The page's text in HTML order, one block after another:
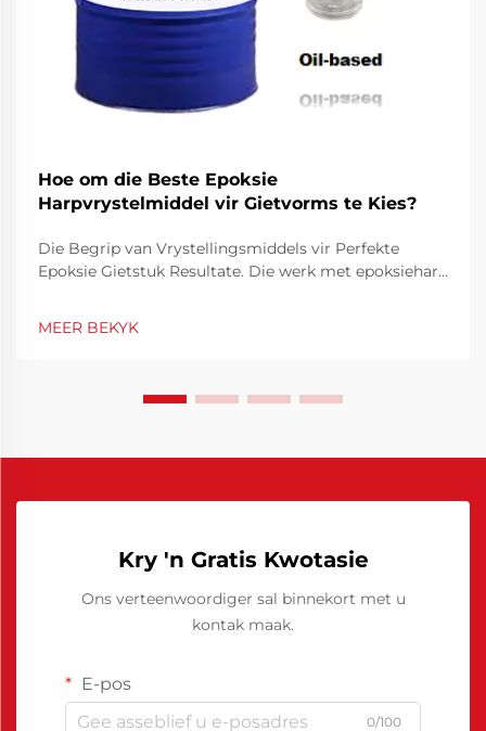
Hoe om die Beste Epoksie
Harpvrystelmiddel vir Gietvorms te Kies?
Die Begrip van Vrystellingsmiddels vir Perfekte
Epoksie Gietstuk Resultate. Die werk met epoksiehars
essensiële gereedskap speel 'n epoksiehars
MEER BEKYK
Kry 'n Gratis Kwotasie
Ons verteenwoordiger sal binnekort met u
kontak maak.
E-pos
0/100